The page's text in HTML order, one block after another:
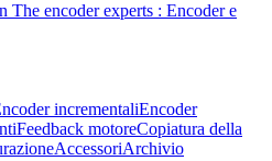
The encoder experts : Encoder e
incrementaliEncoder
Feedback motoreCopiatura della
AccessoriArchivio